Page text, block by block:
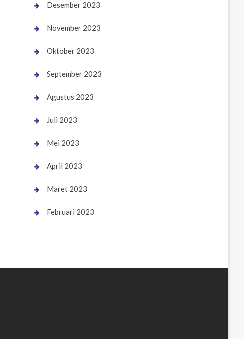
Desember 2023
November 2023
Oktober 2023
September 2023
Agustus 2023
Juli 2023
Mei 2023
April 2023
Maret 2023
Februari 2023